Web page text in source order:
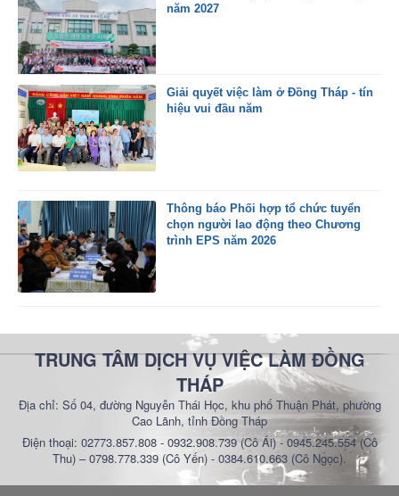
năm 2027
Giải quyết việc làm ở Đồng Tháp - tín
hiệu vui đầu năm
Thông báo Phối hợp tổ chức tuyển
chọn người lao động theo Chương
trình EPS năm 2026
TRUNG TÂM DỊCH VỤ VIỆC LÀM ĐỒNG
THÁP
Địa chỉ: Số 04, đường Nguyễn Thái Học, khu phố Thuận Phát, phường
Cao Lãnh, tỉnh Đồng Tháp
Điện thoại: 02773.857.808 - 0932.908.739 (Cô Ái) - 0945.245.554 (Cô
Thu) – 0798.778.339 (Cô Yến) - 0384.610.663 (Cô Ngọc).